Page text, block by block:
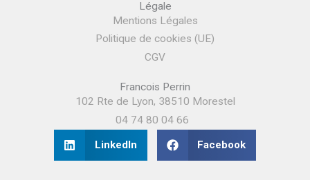
Légale
Mentions Légales
Politique de cookies (UE)
CGV
Francois Perrin
102 Rte de Lyon, 38510 Morestel
04 74 80 04 66
LinkedIn Facebook